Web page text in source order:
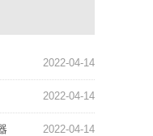
2022-04-14
2022-04-14
2022-04-14